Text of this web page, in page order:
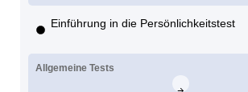
Einführung in die Persönlichkeitstest
Allgemeine Tests